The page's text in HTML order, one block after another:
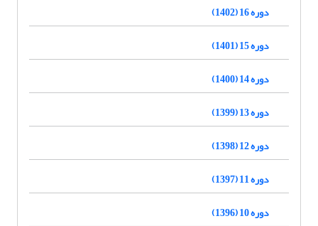
دوره 16 (1402)
دوره 15 (1401)
دوره 14 (1400)
دوره 13 (1399)
دوره 12 (1398)
دوره 11 (1397)
دوره 10 (1396)